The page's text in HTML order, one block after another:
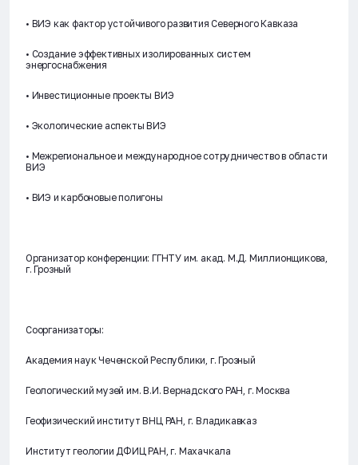
• ВИЭ как фактор устойчивого развития Северного Кавказа
• Создание эффективных изолированных систем
энергоснабжения
• Инвестиционные проекты ВИЭ
• Экологические аспекты ВИЭ
• Межрегиональное и международное сотрудничество в области
ВИЭ
• ВИЭ и карбоновые полигоны
Организатор конференции: ГГНТУ им. акад. М.Д. Миллионщикова,
г. Грозный
Соорганизаторы:
Академия наук Чеченской Республики, г. Грозный
Геологический музей им. В.И. Вернадского РАН, г. Москва
Геофизический институт ВНЦ РАН, г. Владикавказ
Институт геологии ДФИЦ РАН, г. Махачкала